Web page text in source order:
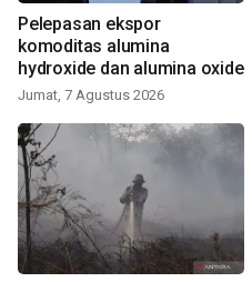
Pelepasan ekspor
komoditas alumina
hydroxide dan alumina oxide
Jumat, 7 Agustus 2026